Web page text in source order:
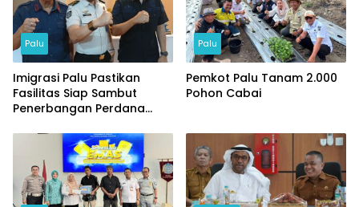
Palu
Imigrasi Palu Pastikan
Fasilitas Siap Sambut
Penerbangan Perdana
Palu
Pemkot Palu Tanam 2.000
Pohon Cabai